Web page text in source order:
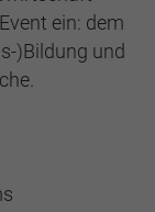
ein: dem
)Bildung und
bei
die verwendet
wie der
generieren.